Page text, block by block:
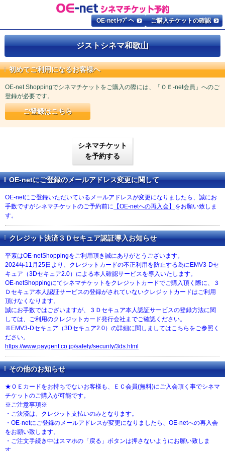
ご購入チケットの確認
OE-netﾄｯﾌﾟへ
ジストシネマ和歌山
初めてご利用になるお客様へ
OE-net Shoppingでシネマチケットをご購入の際には、「ＯＥ-net会員」へのご
登録が必要です。
ご登録はこちら
シネマチケット
を予約する
OE-netにご登録のメールアドレス変更に関して
OE-netにご登録いただいているメールアドレスが変更になりましたら、誠にお
手数ですがシネマチケットのご予約前に 【OE-netへの再入会】 をお願い致しま
す。
クレジット決済３Ｄセキュア認証導入お知らせ
平素はOE-netShoppingをご利用頂き誠にありがとうございます。
2024年11月25日より、クレジットカードの不正利用を防止する為にEMV3-Dセ
キュア（3Dセキュア2.0）による本人確認サービスを導入いたします。
OE-netShoppingにてシネマチケットをクレジットカードでご購入頂く際に、３
Ｄセキュア本人認証サービスの登録がされていないクレジットカードはご利用
頂けなくなります。
誠にお手数ではございますが、３Ｄセキュア本人認証サービスの登録方法に関
しては、ご利用のクレジットカード発行会社までご確認ください。
※EMV3-Dセキュア（3Dセキュア2.0）の詳細に関しましてはこちらをご参照く
ださい。
https://www.paygent.co.jp/safety/security/3ds.html
その他のお知らせ
★ＯＥカードをお持ちでないお客様も、ＥＣ会員(無料)にご入会頂く事でシネマ
チケットのご購入が可能です。
※ご注意事項※
・ご決済は、クレジット支払いのみとなります。
・OE-netにご登録のメールアドレスが変更になりましたら、OE-netへの再入会
をお願い致します。
・ご注文手続き中はスマホの「戻る」ボタンは押さないようにお願い致しま